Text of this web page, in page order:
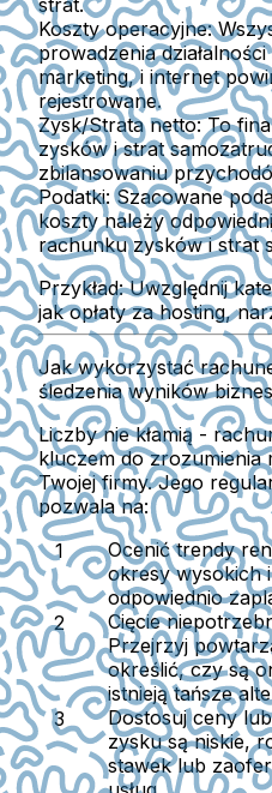
Koszty operacyjne:
prowadzenia
marketing, i internet
rejestrowane.
Zysk/Strata netto:To
zysków i strat
zbilansowaniu
Podatki: Szacowane
koszty należy
rachunku zysków i strat
Przykład:Uwzględnij
jak opłaty za hosting,
Jak wykorzystać
śledzenia wyników
Liczby nie kłamią -
kluczem do zrozumienia
Twojej firmy. Jego
pozwala na:
Ocenić trendy
okresy wysokich
odpowiednio
Cięcie
Przejrzyj
określić, czy są
istnieją tańsze
Dostosuj ceny lub
zysku są niskie,
stawek lub